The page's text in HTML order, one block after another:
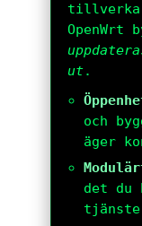
OpenWrt
ut.
och
äger
det du